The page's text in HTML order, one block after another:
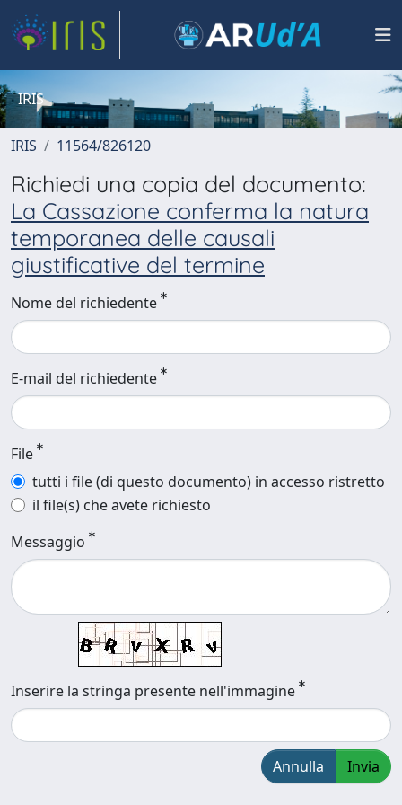
IRIS
IRIS 11564/826120
Richiedi una copia del documento:
La Cassazione conferma la natura
temporanea delle causali
giustificative del termine
Nome del richiedente
E-mail del richiedente
File
tutti i file (di questo documento) in accesso ristretto
il file(s) che avete richiesto
Messaggio
Inserire la stringa presente nell'immagine
Annulla Invia